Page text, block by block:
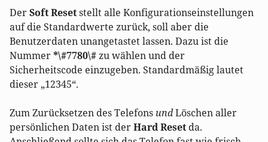
DerSoft Resetstellt alle Konfigurationseinstellungen
auf die Standardwerte zurück, soll aber die
Benutzerdaten unangetastet lassen. Dazu ist die
Nummer*\#7780\#zu wählen und der
Sicherheitscode einzugeben. Standardmäßig lautet
dieser „12345“.
Zum Zurücksetzen des Telefons undLöschen aller
persönlichen Daten ist derHard Reset da.